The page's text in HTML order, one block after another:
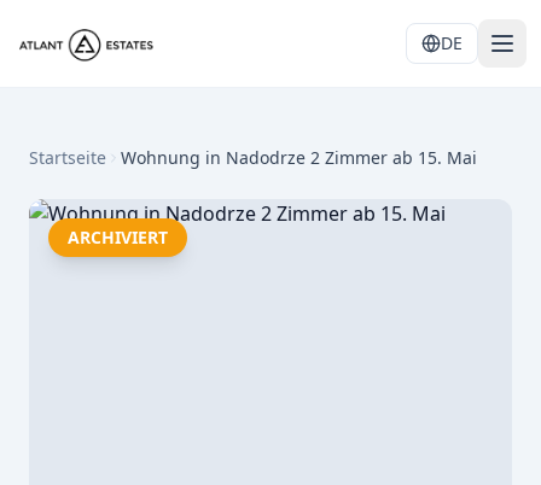
DE
Startseite Wohnung in Nadodrze 2 Zimmer ab 15. Mai
ARCHIVIERT